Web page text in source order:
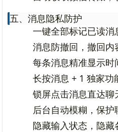
五、消息隐私防护
一键全部标记已读消
消息防撤回，撤回内
每条消息精准显示
长按消息 + 1 独家功
锁屏点击消息直达聊
后台自动模糊，保护
隐藏输入状态，隐藏